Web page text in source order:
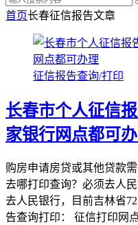
首页长春征信报告文章
征信报告查询/打印
长春市个人征信
家银行网点都可
购房申请房贷或其他贷款
去哪打印查询？必须去人
去人民银行，目前吉林省
告查询打印： 征信打印网